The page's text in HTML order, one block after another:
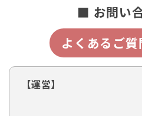
■ お問い
よくあるご
【運営】